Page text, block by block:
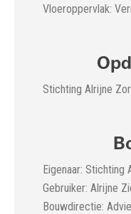
Vloeroppervlak:
Stichting Alrijne
Eigenaar: Stichting
Gebruiker: Alrijne
Bouwdirectie: